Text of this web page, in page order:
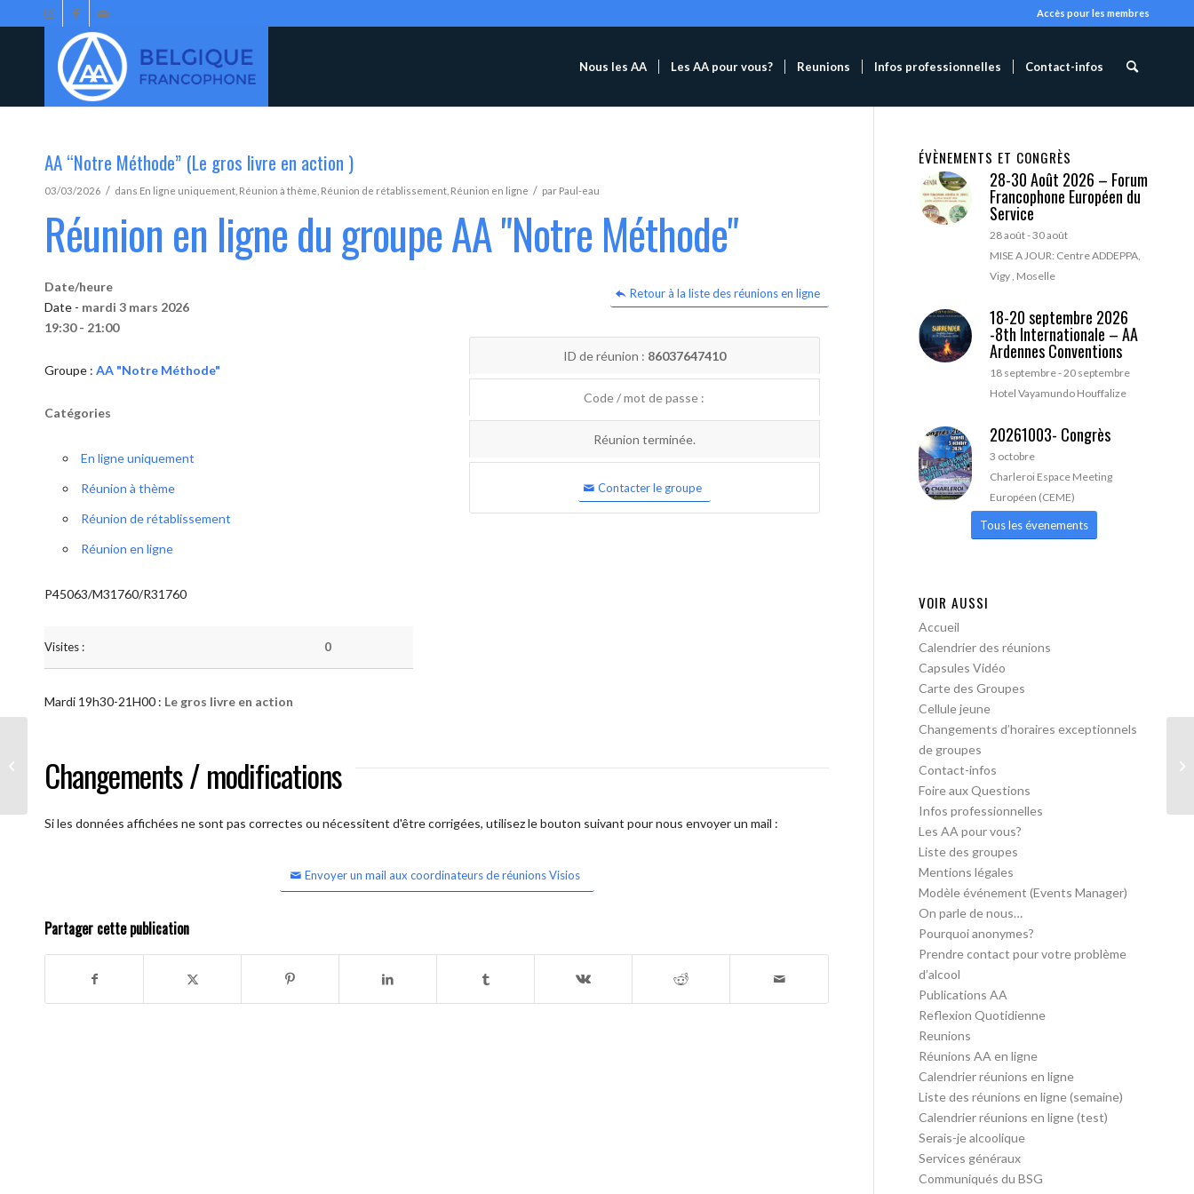
Accès pour les membres
Nous les AA Les AA pour vous? Reunions Infos professionnelles Contact-infos
AA “Notre Méthode” (Le gros livre en action )
03/03/2026 / dans En ligne uniquement Réunion à thème Réunion de rétablissement Réunion en ligne / par Paul-eau
Réunion en ligne du groupe AA "Notre Méthode"
Retour à la liste des réunions en ligne
Date/heure
Date - mardi 3 mars 2026
19:30 - 21:00
Groupe : AA "Notre Méthode"
Catégories
En ligne uniquement
Réunion à thème
Réunion de rétablissement
Réunion en ligne
P45063/M31760/R31760
Visites : 0
ID de réunion : 86037647410
Code / mot de passe :
Réunion terminée.
Contacter le groupe
Mardi 19h30-21H00 : Le gros livre en action
Changements / modifications
Si les données affichées ne sont pas correctes ou nécessitent d'être corrigées, utilisez le bouton suivant pour nous envoyer un mail :
Envoyer un mail aux coordinateurs de réunions Visios
Partager cette publication
ÉVÈNEMENTS ET CONGRÈS
28-30 Août 2026 – Forum
Francophone Européen du
Service
28 août-30 août
MISE A JOUR: Centre ADDEPPA,
Vigy , Moselle
18-20 septembre 2026
-8th Internationale – AA
Ardennes Conventions
18 septembre-20 septembre
Hotel Vayamundo Houffalize
20261003- Congrès
3 octobre
Charleroi Espace Meeting
Européen (CEME)
Tous les évenements
VOIR AUSSI
Accueil
Calendrier des réunions
Capsules Vidéo
Carte des Groupes
Cellule jeune
Changements d’horaires exceptionnels
de groupes
Contact-infos
Foire aux Questions
Infos professionnelles
Les AA pour vous?
Liste des groupes
Mentions légales
Modèle événement (Events Manager)
On parle de nous…
Pourquoi anonymes?
Prendre contact pour votre problème
d’alcool
Publications AA
Reflexion Quotidienne
Reunions
Réunions AA en ligne
Calendrier réunions en ligne
Liste des réunions en ligne (semaine)
Calendrier réunions en ligne (test)
Serais-je alcoolique
Services généraux
Communiqués du BSG
action )